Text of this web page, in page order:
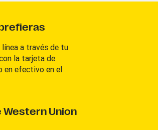
a través de tu
la tarjeta de
en efectivo en el
Western Union